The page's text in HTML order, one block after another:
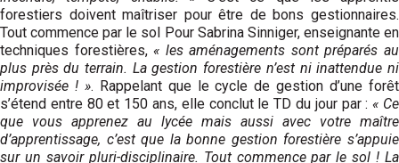
forestiers doivent maîtriser pour être de bons gestionnaires.
Tout commence par le sol Pour Sabrina Sinniger, enseignante en
techniques forestières, « les aménagements sont préparés au
plus près du terrain. La gestion forestière n’est ni inattendue ni
improvisée ! ». Rappelant que le cycle de gestion d’une forêt
s’étend entre 80 et 150 ans, elle conclut le TD du jour par : « Ce
que vous apprenez au lycée mais aussi avec votre maître
d’apprentissage, c’est que la bonne gestion forestière s’appuie
sur un savoir pluri-disciplinaire. Tout commence par le sol ! La